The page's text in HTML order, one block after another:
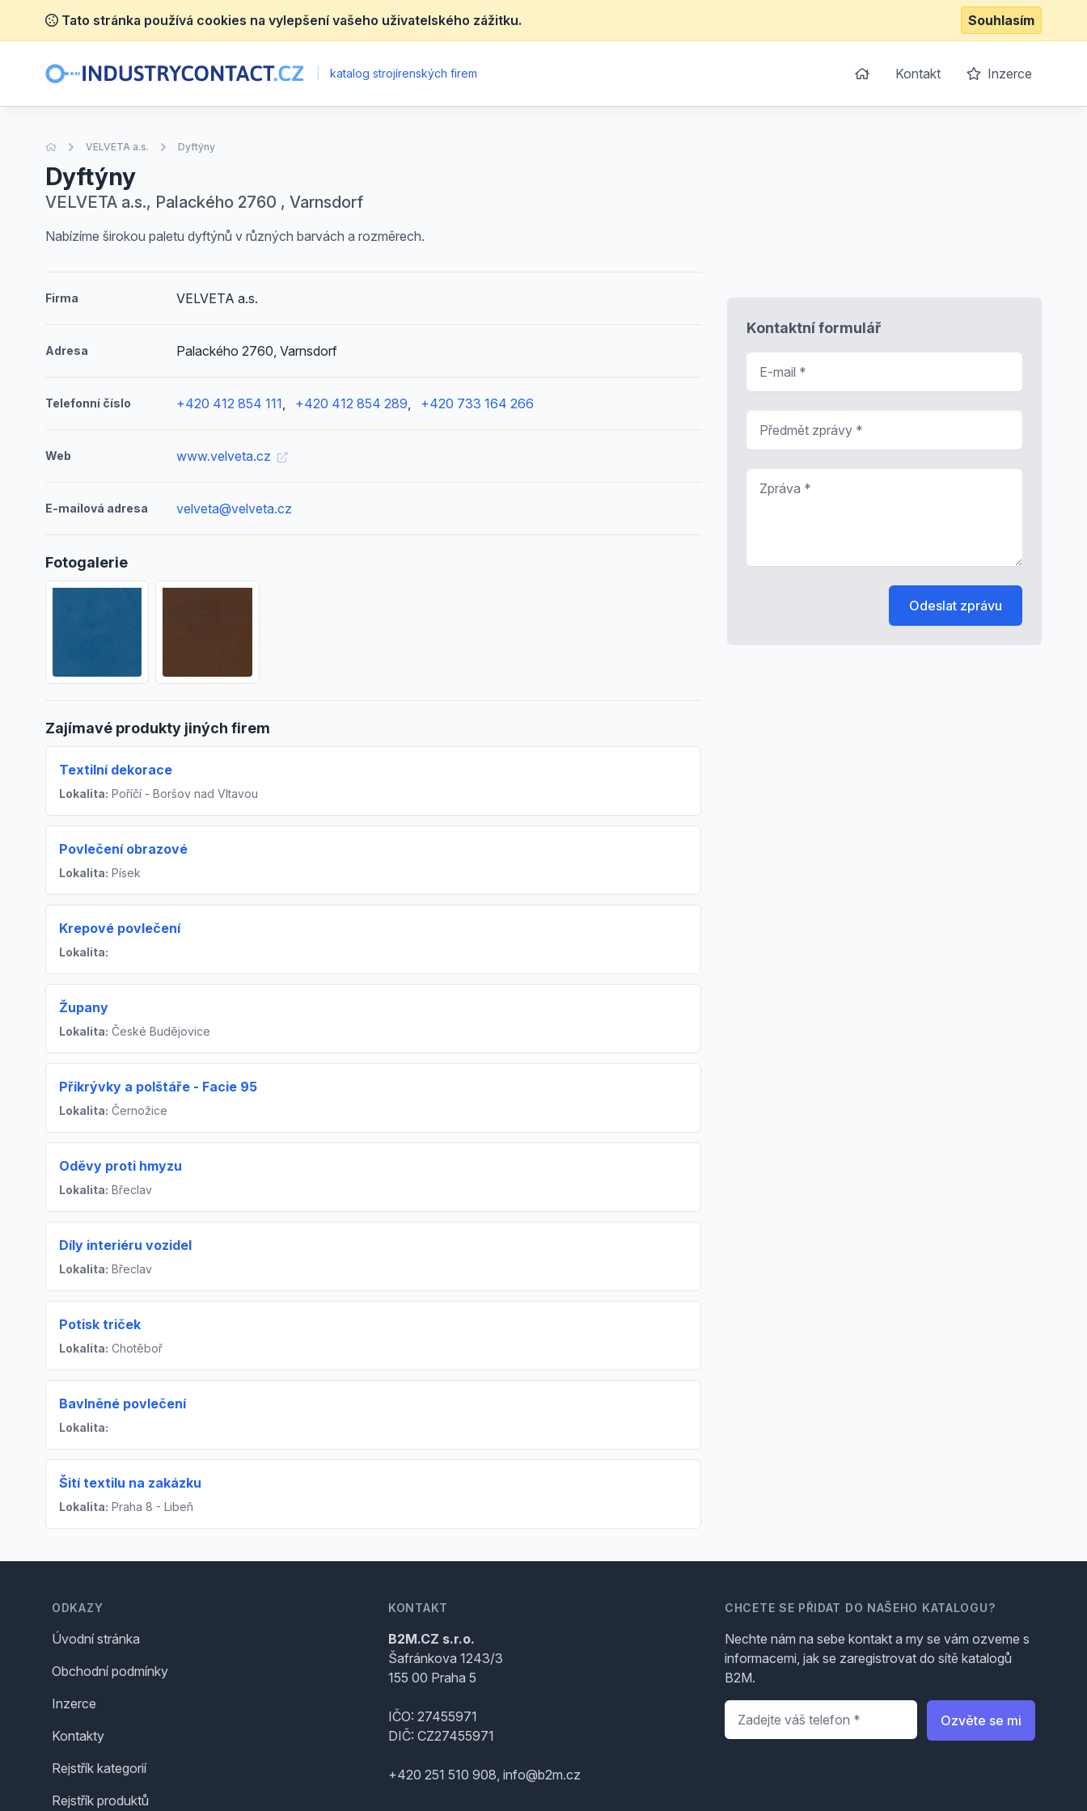
Tato stránka používá cookies na vylepšení vašeho uživatelského zážitku. Souhlasím
katalog strojírenských firem Kontakt Inzerce
Úvodní stránka
VELVETA a.s. Dyftýny
Dyftýny
VELVETA a.s., Palackého 2760 , Varnsdorf
Nabízíme širokou paletu dyftýnů v různých barvách a rozměrech.
Firma VELVETA a.s.
Adresa Palackého 2760, Varnsdorf
Telefonní číslo +420 412 854 111, +420 412 854 289, +420 733 164 266
Web www.velveta.cz
E-mailová adresa velveta@velveta.cz
Fotogalerie
Zajímavé produkty jiných firem
Textilní dekorace
Lokalita: Poříčí - Boršov nad Vltavou
Povlečení obrazové
Lokalita: Písek
Krepové povlečení
Lokalita:
Župany
Lokalita: České Budějovice
Přikrývky a polštáře - Facie 95
Lokalita: Černožice
Oděvy proti hmyzu
Lokalita: Břeclav
Díly interiéru vozidel
Lokalita: Břeclav
Potisk triček
Lokalita: Chotěboř
Bavlněné povlečení
Lokalita:
Šití textilu na zakázku
Lokalita: Praha 8 - Libeň
Kontaktní formulář
Odeslat zprávu
ODKAZY
Úvodní stránka
Obchodní podmínky
Inzerce
Kontakty
Rejstřík kategorií
Rejstřík produktů
KONTAKT
B2M.CZ s.r.o.
Šafránkova 1243/3
155 00 Praha 5
IČO: 27455971
DIČ: CZ27455971
+420 251 510 908, info@b2m.cz
CHCETE SE PŘIDAT DO NAŠEHO KATALOGU?
Nechte nám na sebe kontakt a my se vám ozveme s
informacemi, jak se zaregistrovat do sítě katalogů
B2M.
Telefon
Ozvěte se mi